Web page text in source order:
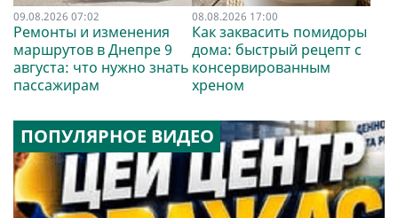
09.08.2026 07:02
Ремонты и изменения
маршрутов в Днепре 9
августа: что нужно знать
пассажирам
08.08.2026 17:00
Как заквасить помидоры
дома: быстрый рецепт с
консервированным
хреном
ПОПУЛЯРНОЕ ВИДЕО